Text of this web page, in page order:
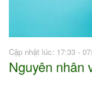
Cập nhật lúc: 17:33 -
Nguyên nhân